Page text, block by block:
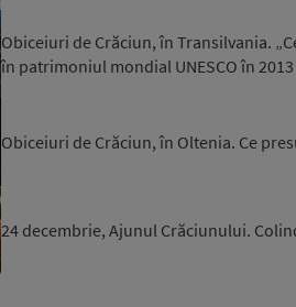
Obiceiuri de Crăciun, în Transilvania.
în patrimoniul mondial UNESCO în 2013
Obiceiuri de Crăciun, în Oltenia. Ce
24 decembrie, Ajunul Crăciunului.